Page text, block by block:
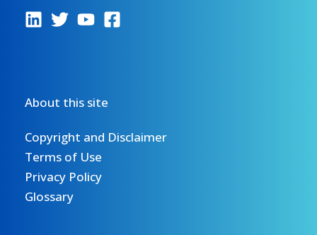
About this site
Copyright and Disclaimer
Terms of Use
Privacy Policy
Glossary